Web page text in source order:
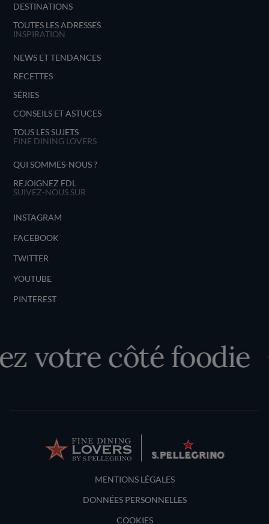
DESTINATIONS
TOUTES LES ADRESSES
INSPIRATION
NEWS ET TENDANCES
RECETTES
SÉRIES
CONSEILS ET ASTUCES
TOUS LES SUJETS
FINE DINING LOVERS
QUI SOMMES-NOUS ?
REJOIGNEZ FDL
SUIVEZ-NOUS SUR
INSTAGRAM
FACEBOOK
TWITTER
YOUTUBE
PINTEREST
votre côté foodie
Terms and Conditions
MENTIONS LÉGALES
DONNÉES PERSONNELLES
COOKIES